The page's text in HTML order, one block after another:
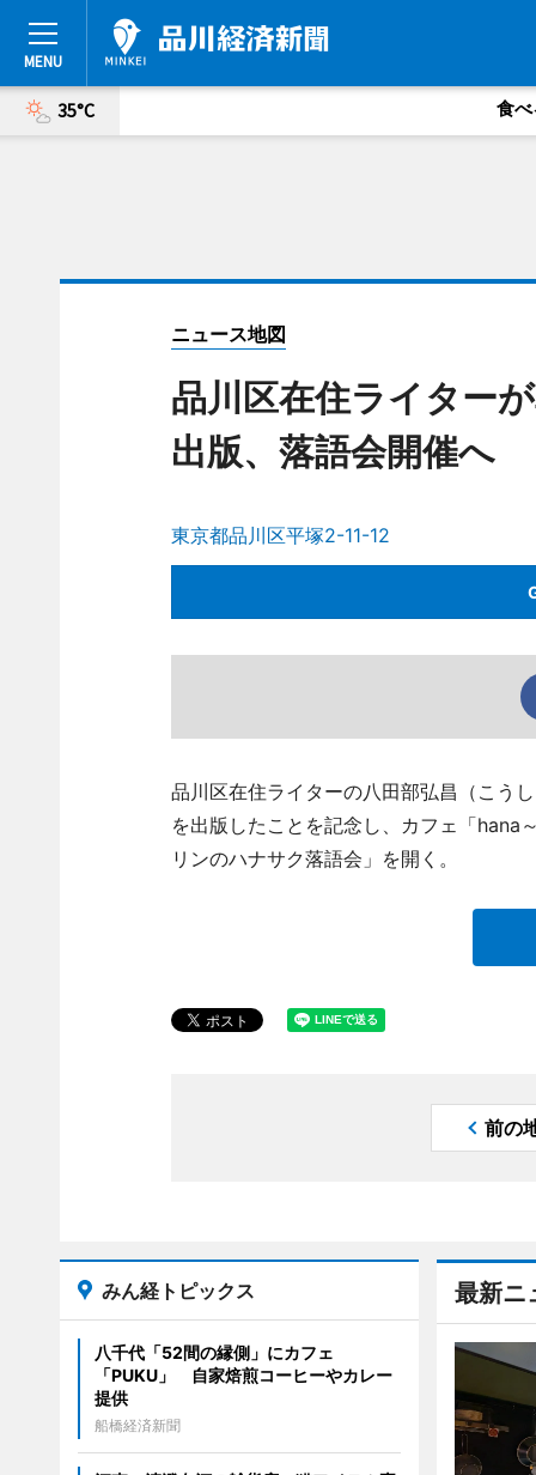
35°C 食べ
ニュース地図
品川区在住ライター
出版、落語会開催へ
東京都品川区平塚2-11-12
品川区在住ライターの八田部弘昌（こう
を出版したことを記念し、カフェ「hana
リンのハナサク落語会」を開く。
前の
最新ニ
みん経トピックス
八千代「52間の縁側」にカフェ
「PUKU」 自家焙煎コーヒーやカレー
提供
船橋経済新聞